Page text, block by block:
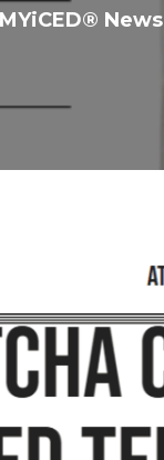
MYiCED® News